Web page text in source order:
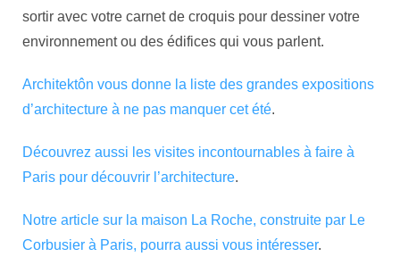
sortir avec votre carnet de croquis pour dessiner votre
environnement ou des édifices qui vous parlent.
Architektôn vous donne la liste des grandes expositions
d’architecture à ne pas manquer cet été.
Découvrez aussi les visites incontournables à faire à
Paris pour découvrir l’architecture.
Notre article sur la maison La Roche, construite par Le
Corbusier à Paris, pourra aussi vous intéresser.